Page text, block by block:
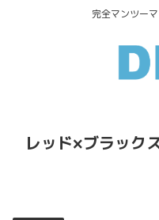
完全マンツー
レッド×ブラック